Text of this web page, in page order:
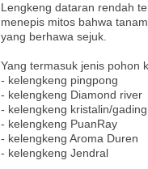
Lengkeng dataran rendah
menepis mitos bahwa
yang berhawa sejuk.
Yang termasuk jenis pohon
- kelengkeng pingpong
- kelengkeng Diamond river
- kelengkeng kristalin/gading
- kelengkeng PuanRay
- kelengkeng Aroma Duren
- kelengkeng Jendral